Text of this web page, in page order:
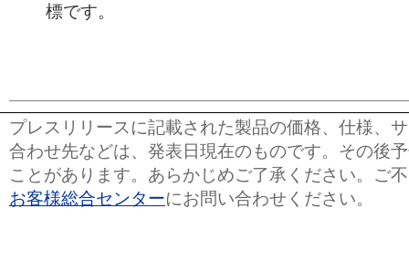
標です。
プレスリリースに記載された製品の価格、仕様、
合わせ先などは、発表日現在のものです。その後
ことがあります。あらかじめご了承ください。ご
お客様総合センターにお問い合わせください。